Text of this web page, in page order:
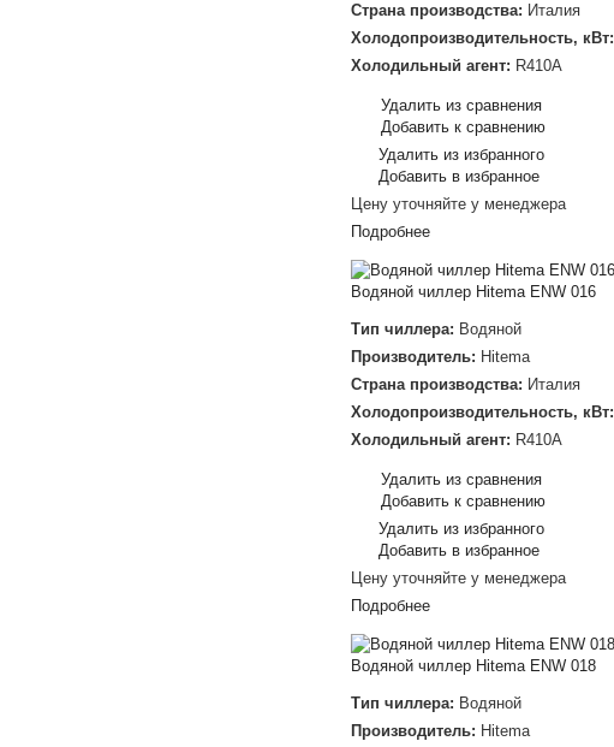
Страна производства: Италия
Холодопроизводительность, кВт:
Холодильный агент: R410A
Удалить из сравнения
Добавить к сравнению
Удалить из избранного
Добавить в избранное
Цену уточняйте у менеджера
Подробнее
Водяной чиллер Hitema ENW 016
Тип чиллера: Водяной
Производитель: Hitema
Страна производства: Италия
Холодопроизводительность, кВт:
Холодильный агент: R410A
Удалить из сравнения
Добавить к сравнению
Удалить из избранного
Добавить в избранное
Цену уточняйте у менеджера
Подробнее
Водяной чиллер Hitema ENW 018
Тип чиллера: Водяной
Производитель: Hitema